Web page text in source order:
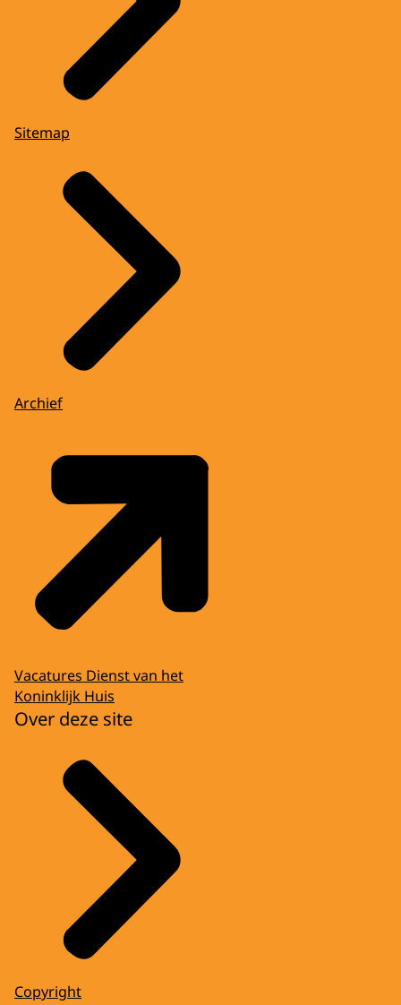
Sitemap
Archief
Vacatures Dienst van het
Koninklijk Huis
Over deze site
Copyright